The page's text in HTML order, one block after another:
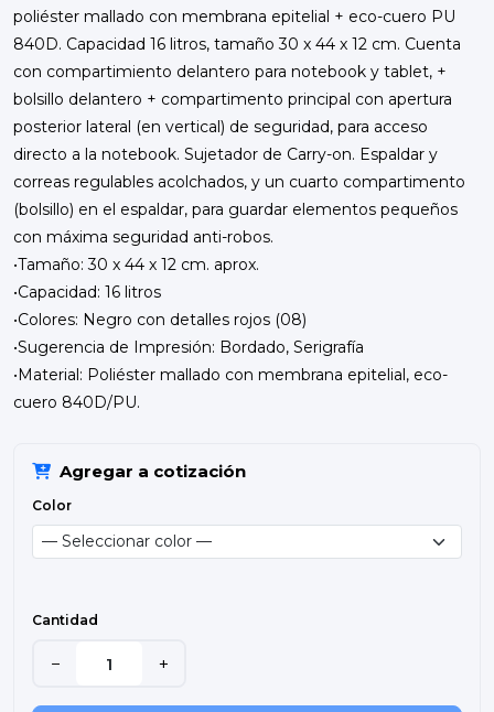
poliéster mallado con membrana epitelial + eco-cuero PU
840D. Capacidad 16 litros, tamaño 30 x 44 x 12 cm. Cuenta
con compartimiento delantero para notebook y tablet, +
bolsillo delantero + compartimento principal con apertura
posterior lateral (en vertical) de seguridad, para acceso
directo a la notebook. Sujetador de Carry-on. Espaldar y
correas regulables acolchados, y un cuarto compartimento
(bolsillo) en el espaldar, para guardar elementos pequeños
con máxima seguridad anti-robos.
•Tamaño: 30 x 44 x 12 cm. aprox.
•Capacidad: 16 litros
•Colores: Negro con detalles rojos (08)
•Sugerencia de Impresión: Bordado, Serigrafía
•Material: Poliéster mallado con membrana epitelial, eco-
cuero 840D/PU.
Agregar a cotización
Color
Cantidad
− +